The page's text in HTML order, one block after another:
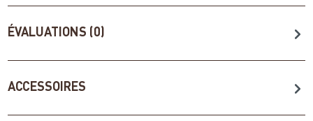
ÉVALUATIONS (0)
ACCESSOIRES